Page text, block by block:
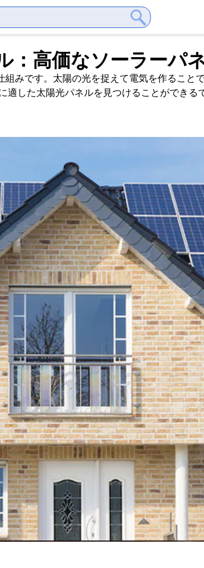
：高価なソーラーパ
みです。太陽の光を捉えて電気を作ること
した太陽光パネルを見つけることができる